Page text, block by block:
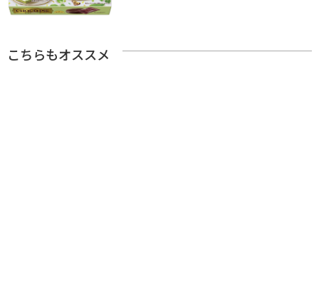
こちらもオススメ